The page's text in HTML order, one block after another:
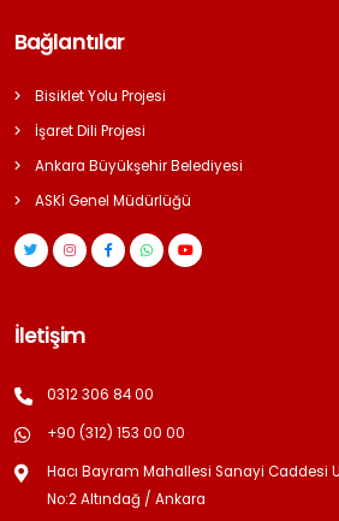
Bağlantılar
Bisiklet Yolu Projesi
İşaret Dili Projesi
Ankara Büyükşehir Belediyesi
ASKİ Genel Müdürlüğü
İletişim
0312 306 84 00
+90 (312) 153 00 00
Hacı Bayram Mahallesi Sanayi Caddesi
No:2 Altındağ / Ankara